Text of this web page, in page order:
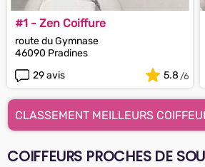
#1 - Zen Coiffure
route du Gymnase
46090 Pradines
29 avis
5.8
CLASSEMENT MEILLEURS
COIFFEURS PROCHES DE